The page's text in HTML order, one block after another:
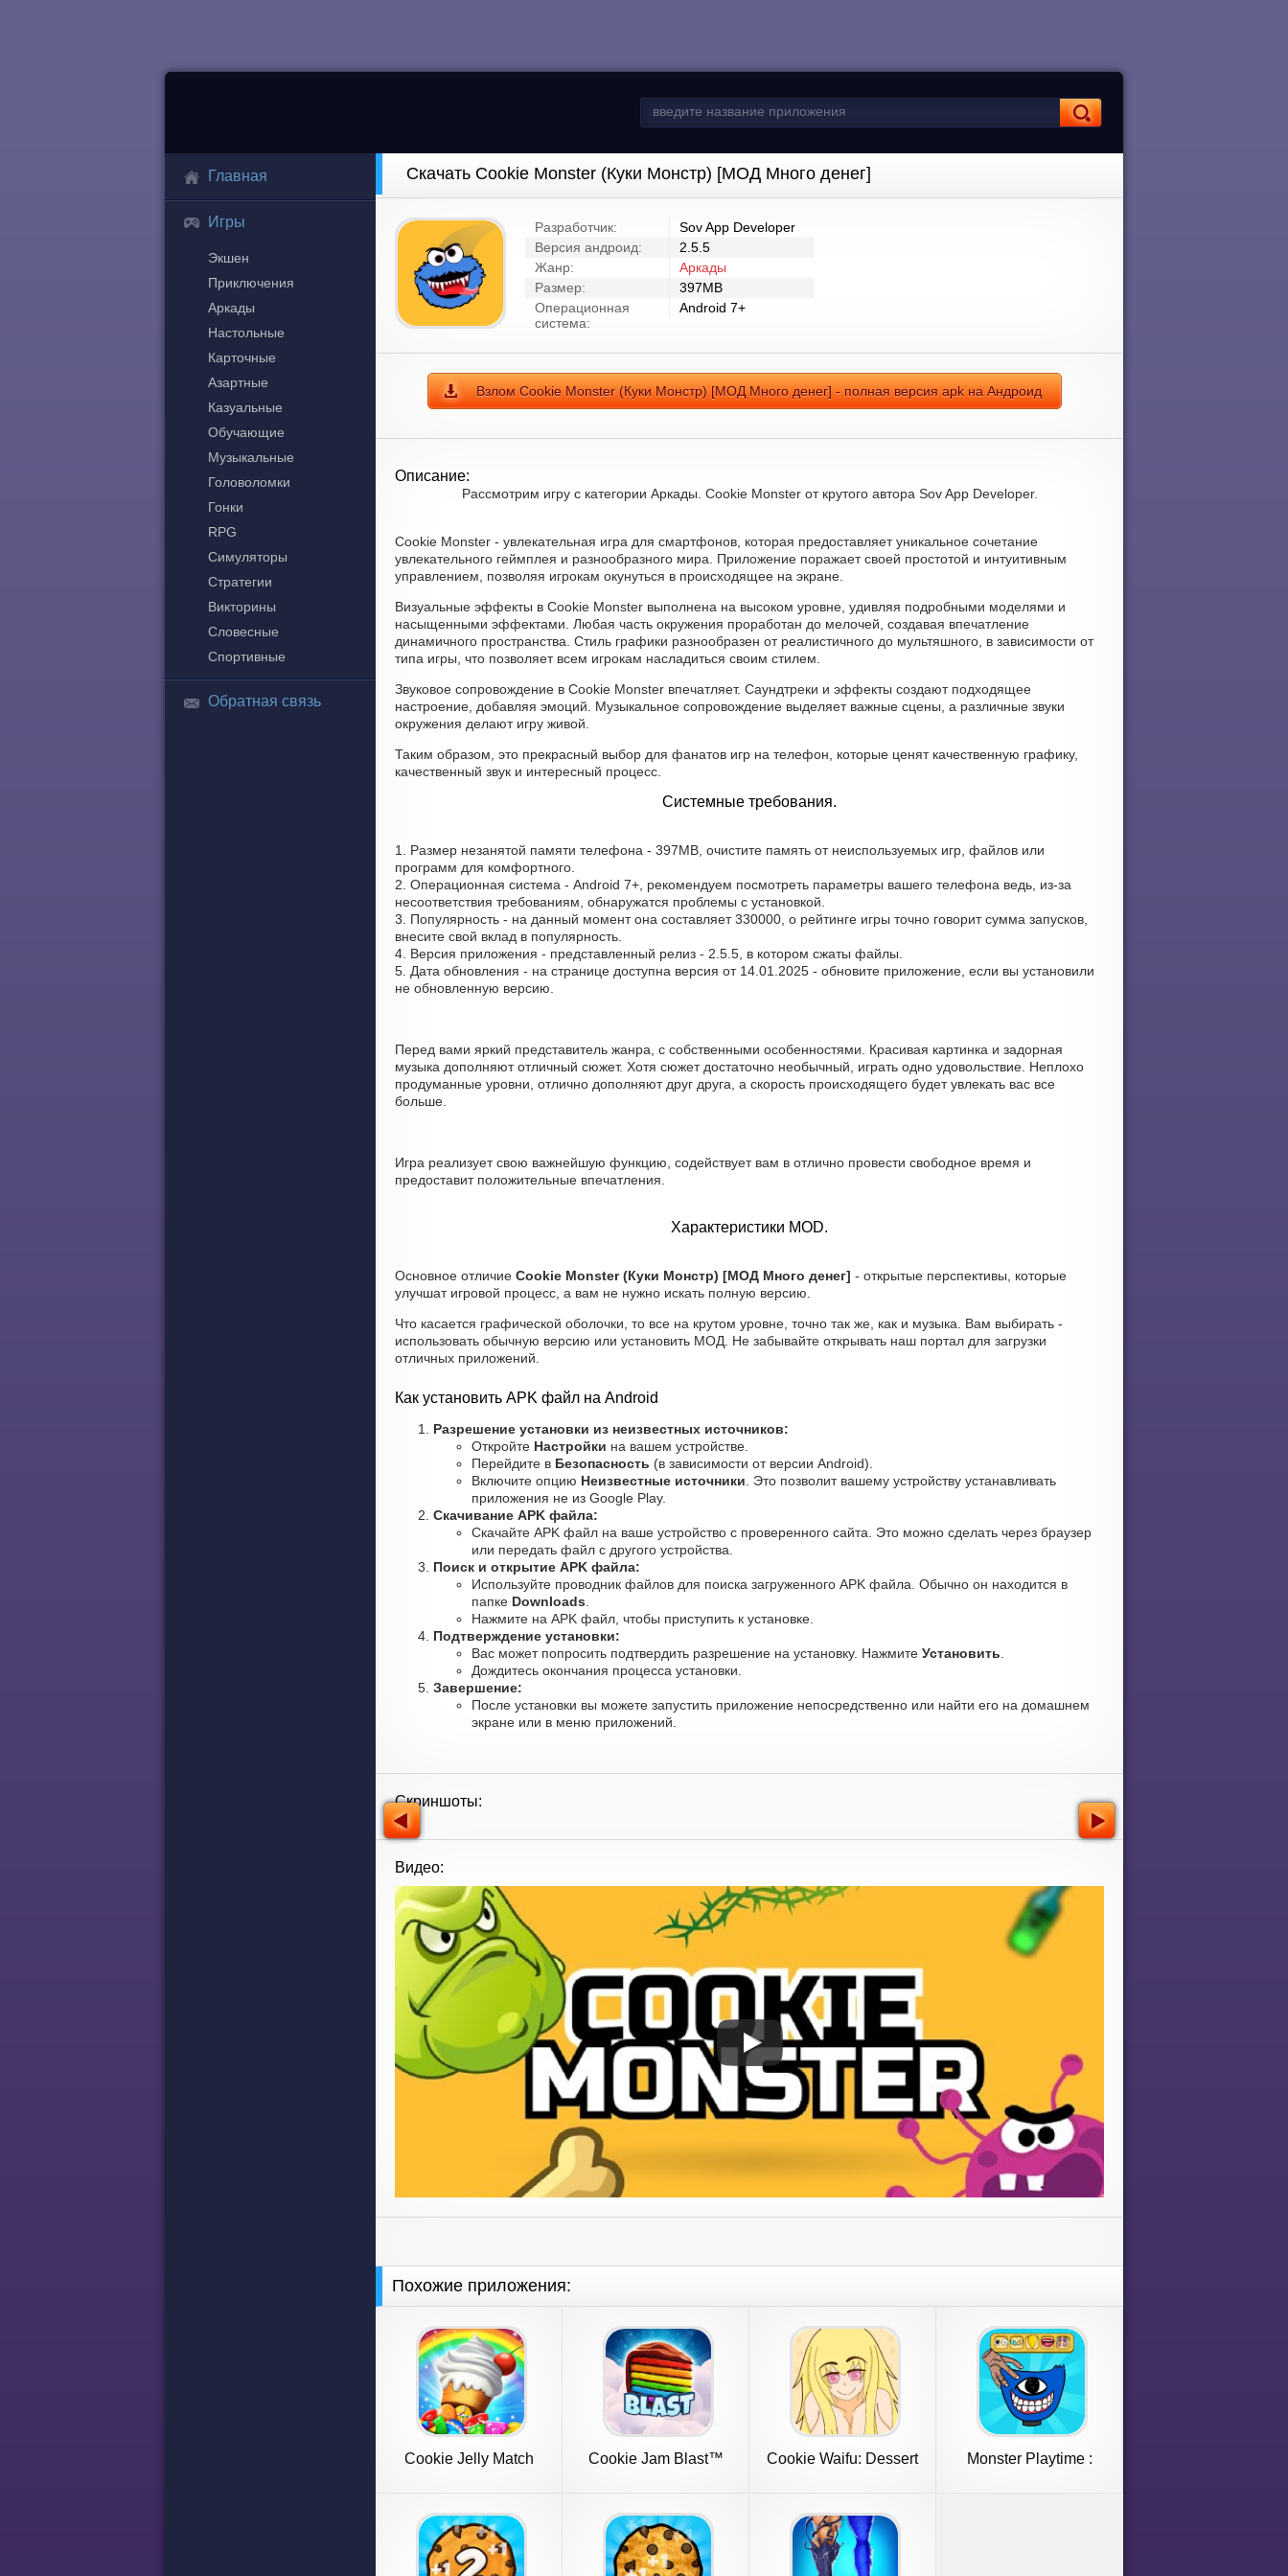
Главная
Игры
Экшен
Приключения
Аркады
Настольные
Карточные
Азартные
Казуальные
Обучающие
Музыкальные
Головоломки
Гонки
RPG
Симуляторы
Стратегии
Викторины
Словесные
Спортивные
Обратная связь
Скачать Cookie Monster (Куки Монстр) [МОД Много денег]
Разработчик:
Sov App Developer
Версия андроид:
2.5.5
Жанр:
Аркады
Размер:
397MB
Операционная
система:
Android 7+
Взлом Cookie Monster (Куки Монстр) [МОД Много денег] - полная версия apk на Андроид
Описание:
Рассмотрим игру с категории Аркады. Cookie Monster от крутого автора Sov App Developer.
Cookie Monster - увлекательная игра для смартфонов, которая предоставляет уникальное сочетание
увлекательного геймплея и разнообразного мира. Приложение поражает своей простотой и интуитивным
управлением, позволяя игрокам окунуться в происходящее на экране.
Визуальные эффекты в Cookie Monster выполнена на высоком уровне, удивляя подробными моделями и
насыщенными эффектами. Любая часть окружения проработан до мелочей, создавая впечатление
динамичного пространства. Стиль графики разнообразен от реалистичного до мультяшного, в зависимости от
типа игры, что позволяет всем игрокам насладиться своим стилем.
Звуковое сопровождение в Cookie Monster впечатляет. Саундтреки и эффекты создают подходящее
настроение, добавляя эмоций. Музыкальное сопровождение выделяет важные сцены, а различные звуки
окружения делают игру живой.
Таким образом, это прекрасный выбор для фанатов игр на телефон, которые ценят качественную графику,
качественный звук и интересный процесс.
Системные требования.
1. Размер незанятой памяти телефона - 397MB, очистите память от неиспользуемых игр, файлов или
программ для комфортного.
2. Операционная система - Android 7+, рекомендуем посмотреть параметры вашего телефона ведь, из-за
несоответствия требованиям, обнаружатся проблемы с установкой.
3. Популярность - на данный момент она составляет 330000, о рейтинге игры точно говорит сумма запусков,
внесите свой вклад в популярность.
4. Версия приложения - представленный релиз - 2.5.5, в котором сжаты файлы.
5. Дата обновления - на странице доступна версия от 14.01.2025 - обновите приложение, если вы установили
не обновленную версию.
Перед вами яркий представитель жанра, с собственными особенностями. Красивая картинка и задорная
музыка дополняют отличный сюжет. Хотя сюжет достаточно необычный, играть одно удовольствие. Неплохо
продуманные уровни, отлично дополняют друг друга, а скорость происходящего будет увлекать вас все
больше.
Игра реализует свою важнейшую функцию, содействует вам в отлично провести свободное время и
предоставит положительные впечатления.
Характеристики MOD.
Основное отличие Cookie Monster (Куки Монстр) [МОД Много денег] - открытые перспективы, которые
улучшат игровой процесс, а вам не нужно искать полную версию.
Что касается графической оболочки, то все на крутом уровне, точно так же, как и музыка. Вам выбирать -
использовать обычную версию или установить МОД. Не забывайте открывать наш портал для загрузки
отличных приложений.
Как установить APK файл на Android
Разрешение установки из неизвестных источников:
Откройте Настройки на вашем устройстве.
Перейдите в Безопасность (в зависимости от версии Android).
Включите опцию Неизвестные источники . Это позволит вашему устройству устанавливать
приложения не из Google Play.
Скачивание APK файла:
Скачайте APK файл на ваше устройство с проверенного сайта. Это можно сделать через браузер
или передать файл с другого устройства.
Поиск и открытие APK файла:
Используйте проводник файлов для поиска загруженного APK файла. Обычно он находится в
папке Downloads
Нажмите на APK файл, чтобы приступить к установке.
Подтверждение установки:
Вас может попросить подтвердить разрешение на установку. Нажмите Установить
Дождитесь окончания процесса установки.
Завершение:
После установки вы можете запустить приложение непосредственно или найти его на домашнем
экране или в меню приложений.
Скриншоты:
Видео:
Похожие приложения:
Cookie Jelly Match
Cookie Jam Blast™
Cookie Waifu: Dessert
Monster Playtime :